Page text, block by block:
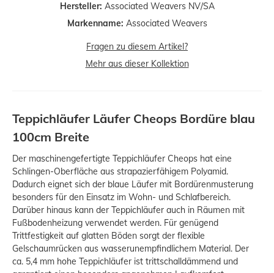
Hersteller: Associated Weavers NV/SA
Markenname: Associated Weavers
Fragen zu diesem Artikel?
Mehr aus dieser Kollektion
Teppichläufer Läufer Cheops Bordüre blau
100cm Breite
Der maschinengefertigte Teppichläufer Cheops hat eine
Schlingen-Oberfläche aus strapazierfähigem Polyamid.
Dadurch eignet sich der blaue Läufer mit Bordürenmusterung
besonders für den Einsatz im Wohn- und Schlafbereich.
Darüber hinaus kann der Teppichläufer auch in Räumen mit
Fußbodenheizung verwendet werden. Für genügend
Trittfestigkeit auf glatten Böden sorgt der flexible
Gelschaumrücken aus wasserunempfindlichem Material. Der
ca. 5,4 mm hohe Teppichläufer ist trittschalldämmend und